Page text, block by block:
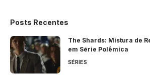
Posts Recentes
The Shards: Mistura de
em Série Polêmica
SÉRIES